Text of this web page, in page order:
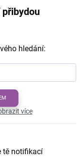
hledání:
více
tě notifikací